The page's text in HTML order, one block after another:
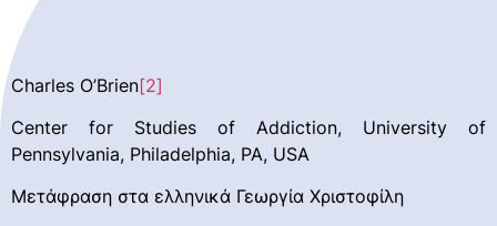
Charles O’Brien[2]
Center for Studies of Addiction, University of
Pennsylvania, Philadelphia, PA, USA
Μετάφραση στα ελληνικά Γεωργία Χριστοφίλη